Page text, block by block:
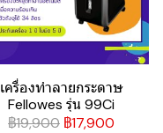
เครื่องทำลายกระดาษ
Fellowes รุ่น 99Ci
฿19,900 ฿17,900